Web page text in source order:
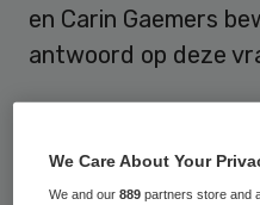
en Carin Gaemers
antwoord op deze
oplossing: neem alle
verzorgenden die
We Care About Your
We and our889 partners store and